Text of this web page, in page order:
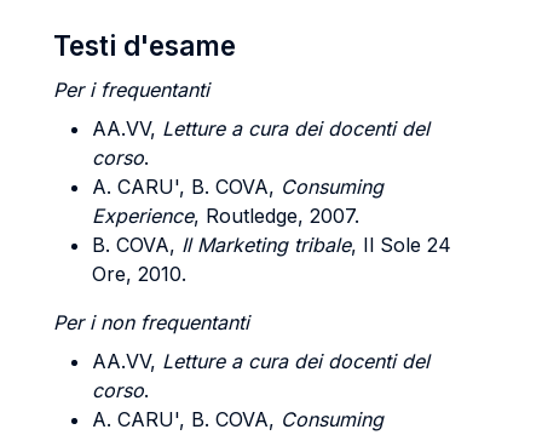
Testi d'esame
Per i frequentanti
AA.VV, Letture a cura dei docenti del
corso.
A. CARU', B. COVA, Consuming
Experience, Routledge, 2007.
B. COVA, Il Marketing tribale, Il Sole 24
Ore, 2010.
Per i non frequentanti
AA.VV, Letture a cura dei docenti del
corso.
A. CARU', B. COVA, Consuming